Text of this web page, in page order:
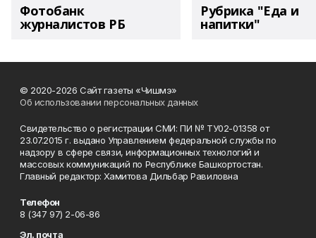
Фотобанк
журналистов РБ
Рубрика "Еда и
напитки"
© 2020-2026 Сайт газеты «Чишмэ»
Об использовании персональных данных
Свидетельство о регистрации СМИ: ПИ № ТУ02-01358 от
23.07.2015 г. выдано Управлением федеральной службы по
надзору в сфере связи, информационных технологий и
массовых коммуникаций по Республике Башкортостан.
Главный редактор: Хамитова Дильбар Равиловна
Телефон
8 (347 97) 2-06-86
Эл. почта